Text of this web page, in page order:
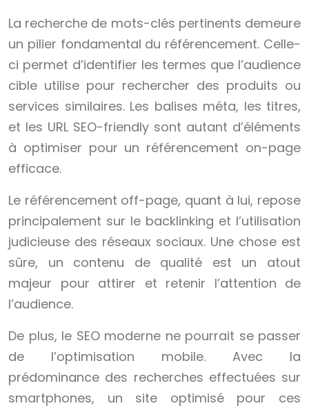
La recherche de mots-clés pertinents demeure
un pilier fondamental du référencement. Celle-
ci permet d’identifier les termes que l’audience
cible utilise pour rechercher des produits ou
services similaires. Les balises méta, les titres,
et les URL SEO-friendly sont autant d’éléments
à optimiser pour un référencement on-page
efficace.
Le référencement off-page, quant à lui, repose
principalement sur le backlinking et l’utilisation
judicieuse des réseaux sociaux. Une chose est
sûre, un contenu de qualité est un atout
majeur pour attirer et retenir l’attention de
l’audience.
De plus, le SEO moderne ne pourrait se passer
de l’optimisation mobile. Avec la
prédominance des recherches effectuées sur
smartphones, un site optimisé pour ces